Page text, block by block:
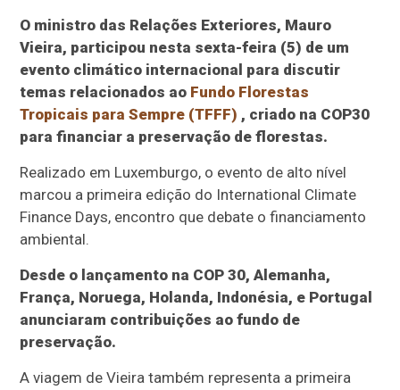
O ministro das Relações Exteriores, Mauro
Vieira, participou nesta sexta-feira (5) de um
evento climático internacional para discutir
temas relacionados ao Fundo Florestas
Tropicais para Sempre (TFFF) , criado na COP30
para financiar a preservação de florestas.
Realizado em Luxemburgo, o evento de alto nível
marcou a primeira edição do International Climate
Finance Days, encontro que debate o financiamento
ambiental.
Desde o lançamento na COP 30, Alemanha,
França, Noruega, Holanda, Indonésia, e Portugal
anunciaram contribuições ao fundo de
preservação.
A viagem de Vieira também representa a primeira